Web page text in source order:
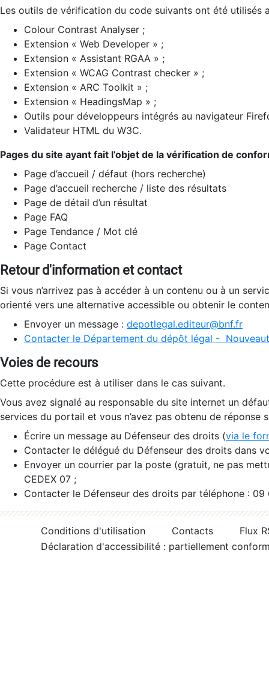
Les outils de vérification du code suivants ont été utilisés
Colour Contrast Analyser ;
Extension « Web Developer » ;
Extension « Assistant RGAA » ;
Extension « WCAG Contrast checker » ;
Extension « ARC Toolkit » ;
Extension « HeadingsMap » ;
Outils pour développeurs intégrés au navigateur
Validateur HTML du W3C.
Pages du site ayant fait l’objet de la vérification de
Page d’accueil / défaut (hors recherche)
Page d’accueil recherche / liste des résultats
Page de détail d’un résultat
Page FAQ
Page Tendance / Mot clé
Page Contact
Retour d'information et contact
Si vous n’arrivez pas à accéder à un contenu ou à un
orienté vers une alternative accessible ou obtenir le
Envoyer un message : depotlegal.editeur@bnf.fr
Contacter le Département du dépôt légal -
Voies de recours
Cette procédure est à utiliser dans le cas suivant.
Vous avez signalé au responsable du site internet un
services du portail et vous n’avez pas obtenu de réponse
Écrire un message au Défenseur des droits (via le
Contacter le délégué du Défenseur des droits dans
Envoyer un courrier par la poste (gratuit, ne pas
CEDEX 07 ;
Contacter le Défenseur des droits par téléphone :
Conditions d'utilisation Contacts
Flux
Déclaration d'accessibilité : partiellement